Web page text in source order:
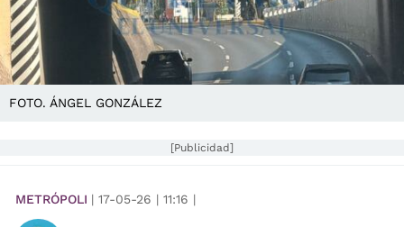
FOTO. ÁNGEL GONZÁLEZ
[Publicidad]
METRÓPOLI | 17-05-26 | 11:16 |